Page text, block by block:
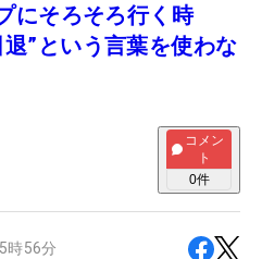
にそろそろ行く時
”という言葉を使わな
コメン
ト
0件
時56分